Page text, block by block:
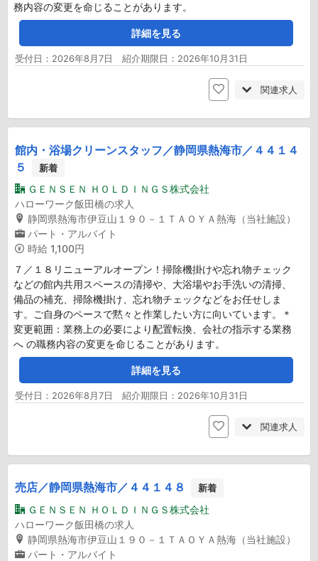
務内容の変更を命じることがあります。
詳細を見る
受付日：2026年8月7日 紹介期限日：2026年10月31日
関連求人
館内・浴場クリーンスタッフ／静岡県熱海市／４４１４
５
新着
ＧＥＮＳＥＮ ＨＯＬＤＩＮＧＳ株式会社
ハローワーク飯田橋の求人
静岡県熱海市伊豆山１９０－１ＴＡＯＹＡ熱海（当社施設）
パート・アルバイト
時給 1,100円
７／１８リニューアルオープン！掃除機掛けや忘れ物チェック
などの館内共用スペースの清掃や、大浴場やお手洗いの清掃、
備品の補充、掃除機掛け、忘れ物チェックなどをお任せしま
す。ご自身のペースで黙々と作業したい方に向いています。＊
変更範囲：業務上の必要により配置転換、会社の指示する業務
へ の職務内容の変更を命じることがあります。
詳細を見る
受付日：2026年8月7日 紹介期限日：2026年10月31日
関連求人
売店／静岡県熱海市／４４１４８ 新着
ＧＥＮＳＥＮ ＨＯＬＤＩＮＧＳ株式会社
ハローワーク飯田橋の求人
静岡県熱海市伊豆山１９０－１ＴＡＯＹＡ熱海（当社施設）
パート・アルバイト